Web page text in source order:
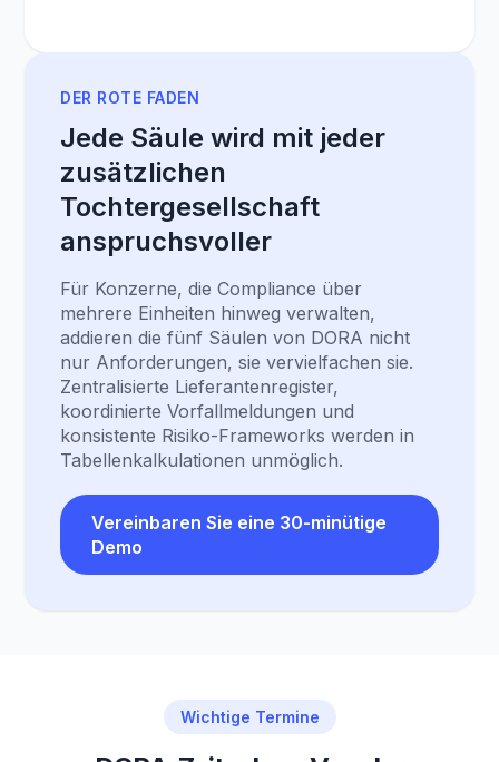
DER ROTE FADEN
Jede Säule wird mit jeder
zusätzlichen
Tochtergesellschaft
anspruchsvoller
Für Konzerne, die Compliance über
mehrere Einheiten hinweg verwalten,
addieren die fünf Säulen von DORA nicht
nur Anforderungen, sie vervielfachen sie.
Zentralisierte Lieferantenregister,
koordinierte Vorfallmeldungen und
konsistente Risiko-Frameworks werden in
Tabellenkalkulationen unmöglich.
Vereinbaren Sie eine 30-minütige
Demo
Wichtige Termine